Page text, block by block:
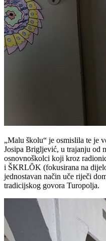
„Malu školu“ je osmislila te je
Josipa Brigljević, u trajanju od
osnovnoškolci koji kroz
i ŠKRLȎK (fokusirana na
jednostavan način uče riječi
tradicijskog govora Turopolja.